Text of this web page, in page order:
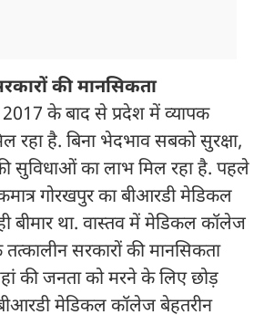
की मानसिकता
2017 के बाद से प्रदेश में व्यापक
रहा है. बिना भेदभाव सबको सुरक्षा,
सुविधाओं का लाभ मिल रहा है. पहले
गोरखपुर का बीआरडी मेडिकल
बीमार था. वास्तव में मेडिकल कॉलेज
तत्कालीन सरकारों की मानसिकता
की जनता को मरने के लिए छोड़
मेडिकल कॉलेज बेहतरीन